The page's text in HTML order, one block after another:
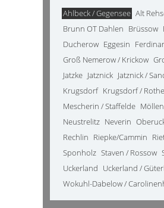
Ahlbeck / Gegensee Alt
Brunn OT Dahlen Brüssow
Ducherow Eggesin
Groß Nemerow / Krickow
Jatzke Jatznick Jatznick /
Krugsdorf Krugsdorf /
Mescherin / Staffelde
Neustrelitz Neverin
Rechlin Riepke/Cammin
Sponholz Staven / Rossow
Uckerland Uckerland /
Wokuhl-Dabelow /